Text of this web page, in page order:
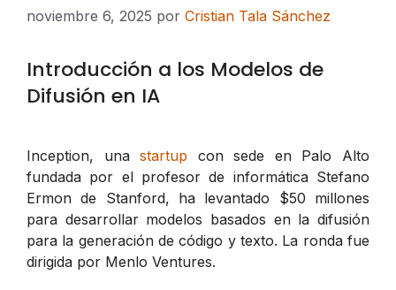
noviembre 6, 2025 por Cristian Tala Sánchez
Introducción a los Modelos de
Difusión en IA
Inception, unastartup con sede en Palo Alto
fundada por el profesor de informática Stefano
Ermon de Stanford, ha levantado $50 millones
para desarrollar modelos basados en la difusión
para la generación de código y texto. La ronda fue
dirigida por Menlo Ventures.